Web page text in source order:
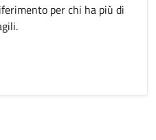
per chi ha più di
NON RESTIAMO SOLI